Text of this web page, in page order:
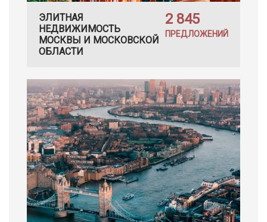
ЭЛИТНАЯ
НЕДВИЖИМОСТЬ
МОСКВЫ И МОСКОВСКОЙ
ОБЛАСТИ
2 845
ПРЕДЛОЖЕНИЙ